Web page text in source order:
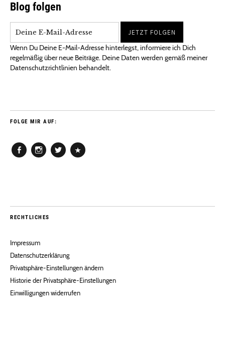
Blog folgen
Wenn Du Deine E-Mail-Adresse hinterlegst, informiere ich Dich
regelmäßig über neue Beiträge. Deine Daten werden gemäß meiner
Datenschutzrichtlinien behandelt.
FOLGE MIR AUF:
RECHTLICHES
Impressum
Datenschutzerklärung
Privatsphäre-Einstellungen ändern
Historie der Privatsphäre-Einstellungen
Einwilligungen widerrufen